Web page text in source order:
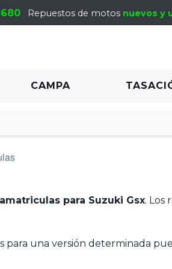
Repuestos de motos nuevos y
CAMPA
para Suzuki Gsx. Los
para una versión determinada